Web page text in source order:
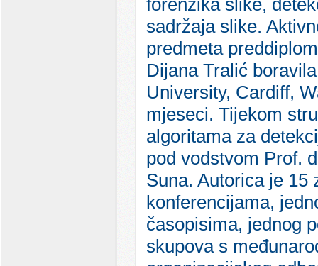
sadržaja slike.
predmeta
Dijana Tralić
University, Cardiff,
mjeseci. Tijekom
algoritama za
pod vodstvom Prof.
Suna. Autorica je 15
konferencijama,
časopisima, jednog
skupova s